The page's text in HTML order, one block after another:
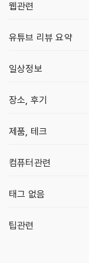
웹관련
유튜브 리뷰 요약
일상정보
장소, 후기
제품, 테크
컴퓨터관련
태그 없음
팁관련